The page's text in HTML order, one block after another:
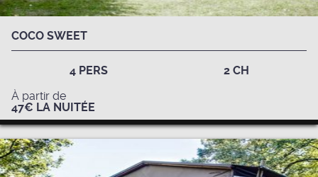
COCO SWEET
4 PERS
2 CH
À partir de
47€ LA NUITÉE